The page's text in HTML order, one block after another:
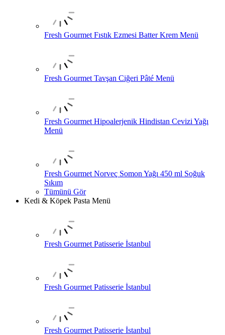
Fresh Gourmet Fıstık Ezmesi Batter Krem Menü
Fresh Gourmet Tavşan Ciğeri Pâté Menü
Fresh Gourmet Hipoalerjenik Hindistan Cevizi Yağı
Menü
Fresh Gourmet Norveç Somon Yağı 450 ml Soğuk
Sıkım
Tümünü Gör
Kedi & Köpek Pasta Menü
Fresh Gourmet Patisserie İstanbul
Fresh Gourmet Patisserie İstanbul
Fresh Gourmet Patisserie İstanbul